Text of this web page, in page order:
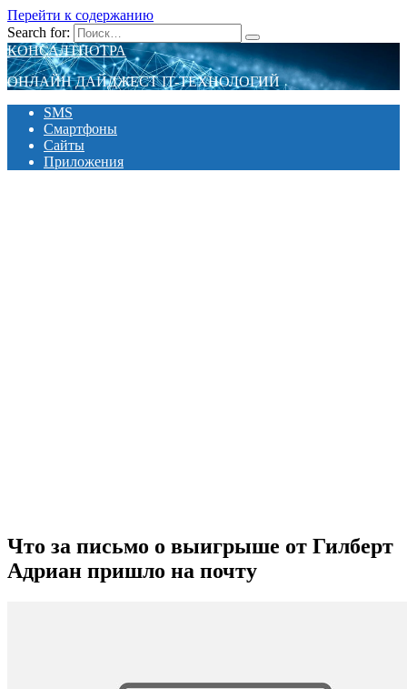
Перейти к содержанию
Search for:
КОНСАЛТПОТРА
ОНЛАЙН ДАЙДЖЕСТ IT-ТЕХНОЛОГИЙ
SMS
Смартфоны
Сайты
Приложения
Что за письмо о выигрыше от Гилберт
Адриан пришло на почту